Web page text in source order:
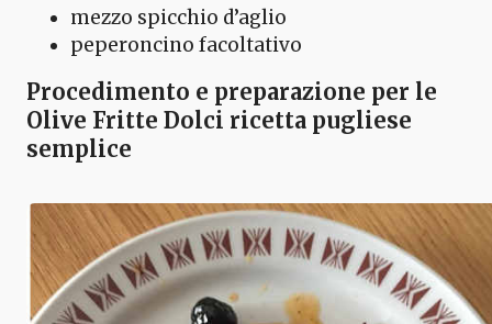
mezzo spicchio d’aglio
peperoncino facoltativo
Procedimento e preparazione per le
Olive Fritte Dolci ricetta pugliese
semplice